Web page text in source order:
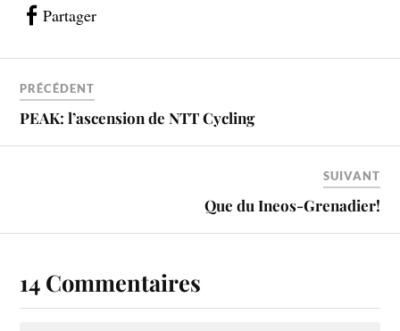
Partager
PRÉCÉDENT
PEAK: l’ascension de NTT Cycling
SUIVANT
Que du Ineos-Grenadier!
14 Commentaires